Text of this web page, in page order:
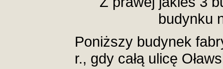
budynku
Poniższy budynek
r., gdy całą ulicę